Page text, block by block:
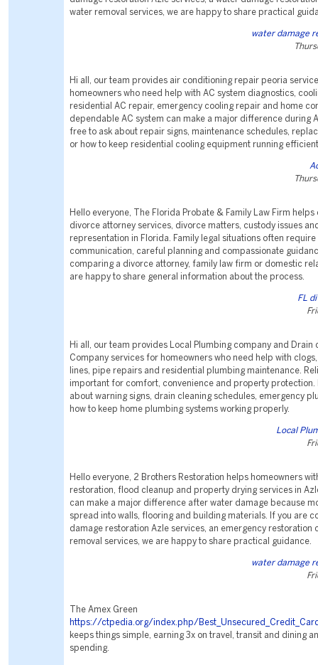
water removal services, we are happy to share practical
water damage
Hi all, our team provides air conditioning repair peoria
homeowners who need help with AC system diagnostics,
residential AC repair, emergency cooling repair and home
dependable AC system can make a major difference during
free to ask about repair signs, maintenance schedules,
or how to keep residential cooling equipment running
Hello everyone, The Florida Probate & Family Law Firm helps
divorce attorney services, divorce matters, custody issues
representation in Florida. Family legal situations often require
communication, careful planning and compassionate
comparing a divorce attorney, family law firm or domestic
are happy to share general information about the process.
FL
Hi all, our team provides Local Plumbing company and Drain
Company services for homeowners who need help with
lines, pipe repairs and residential plumbing maintenance.
important for comfort, convenience and property protection.
about warning signs, drain cleaning schedules, emergency
how to keep home plumbing systems working properly.
Local
Hello everyone, 2 Brothers Restoration helps homeowners
restoration, flood cleanup and property drying services in
can make a major difference after water damage because
spread into walls, flooring and building materials. If you are
damage restoration Azle services, an emergency restoration
removal services, we are happy to share practical guidance.
water damage
The Amex Green
https://ctpedia.org/index.php/
keeps things simple, earning 3x on travel, transit and dining
spending.